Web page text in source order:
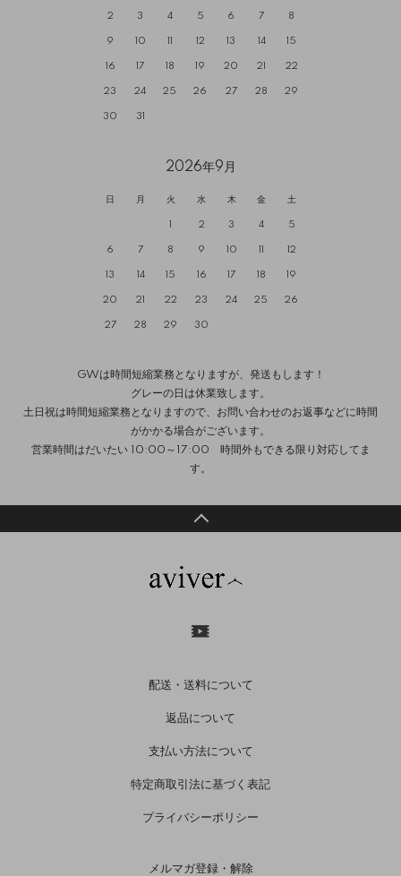
2 3 4 5 6 7 8
9 10 12 13 14 15
16 17 18 19 20 21 22
23 24 25 26 27 28 29
30 31
2026年9月
日 月 火 水 木 金 土
2 3 4 5
6 7 8 9 10 12
13 14 15 16 17 18 19
20 21 22 23 24 25 26
27 28 29 30
GWは時間短縮業務となりますが、発送もします！
グレーの日は休業致します。
土日祝は時間短縮業務となりますので、お問い合わせのお返事などに時間
がかかる場合がございます。
営業時間はだいたい 10:00～17:00 時間外もできる限り対応してま
す。
配送・送料について
返品について
支払い方法について
特定商取引法に基づく表記
プライバシーポリシー
メルマガ登録・解除